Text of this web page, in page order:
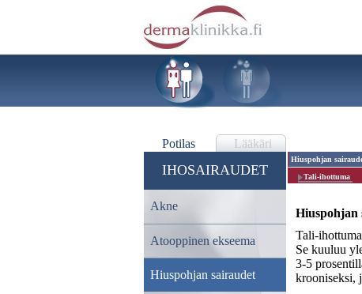
Potilas Lääkäri
IHOSAIRAUDET
Akne
Atooppinen ekseema
Hiuspohjan sairaudet
Hiuspohjan
Tali-ihottuma
Hiuspohjan
Tali-
Se kuuluu
3-5
krooniseksi,